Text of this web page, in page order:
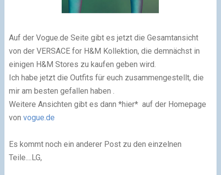
Auf der Vogue.de Seite gibt es jetzt die Gesamtansicht
von der VERSACE for H&M Kollektion, die demnächst in
einigen H&M Stores zu kaufen geben wird.
Ich habe jetzt die Outfits für euch zusammengestellt, die
mir am besten gefallen haben .
Weitere Ansichten gibt es dann *hier* auf der Homepage
von vogue.de
Es kommt noch ein anderer Post zu den einzelnen
Teile.... LG,